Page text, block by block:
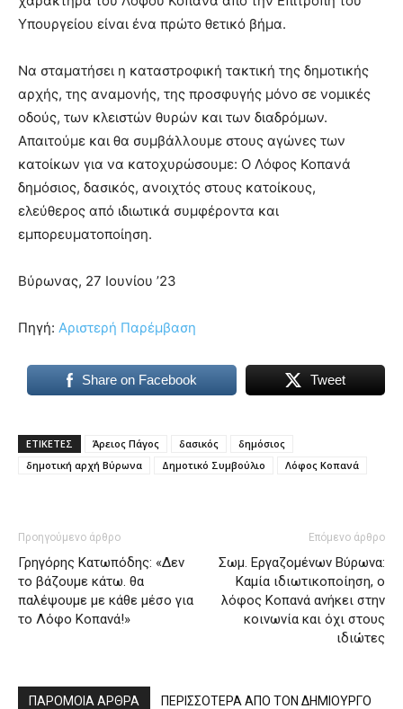
Υπουργείου είναι ένα πρώτο θετικό βήμα.
Να σταματήσει η καταστροφική τακτική της δημοτικής
αρχής, της αναμονής, της προσφυγής μόνο σε νομικές
οδούς, των κλειστών θυρών και των διαδρόμων.
Απαιτούμε και θα συμβάλλουμε στους αγώνες των
κατοίκων για να κατοχυρώσουμε: Ο Λόφος Κοπανά
δημόσιος, δασικός, ανοιχτός στους κατοίκους,
ελεύθερος από ιδιωτικά συμφέροντα και
εμπορευματοποίηση.
Βύρωνας, 27 Ιουνίου ’23
Πηγή: Αριστερή Παρέμβαση
Share on Facebook Tweet
ΕΤΙΚΕΤΕΣ Άρειος Πάγος δασικός
δημόσιος
δημοτική αρχή Βύρωνα
Δημοτικό Συμβούλιο Λόφος Κοπανά
Προηγούμενο άρθρο
Γρηγόρης Κατωπόδης: «Δεν
το βάζουμε κάτω. θα
παλέψουμε με κάθε μέσο για
το Λόφο Κοπανά!»
Επόμενο άρθρο
Σωμ. Εργαζομένων Βύρωνα:
Καμία ιδιωτικοποίηση, ο
λόφος Κοπανά ανήκει στην
κοινωνία και όχι στους
ιδιώτες
ΠΑΡΟΜΟΙΑ ΑΡΘΡΑ ΠΕΡΙΣΣΟΤΕΡΑ ΑΠΟ ΤΟΝ ΔΗΜΙΟΥΡΓΟ